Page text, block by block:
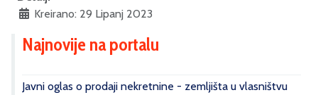
Kreirano: 29 Lipanj 2023
Najnovije na portalu
Javni oglas o prodaji nekretnine - zemljišta u vlasništvu